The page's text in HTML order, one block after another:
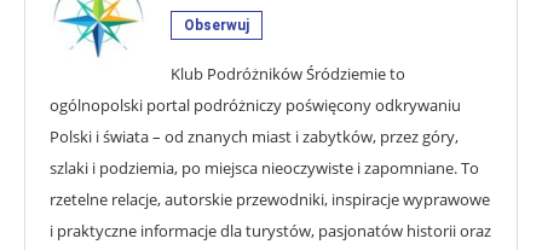
Obserwuj
Klub Podróżników Śródziemie to
ogólnopolski portal podróżniczy poświęcony odkrywaniu
Polski i świata – od znanych miast i zabytków, przez góry,
szlaki i podziemia, po miejsca nieoczywiste i zapomniane. To
rzetelne relacje, autorskie przewodniki, inspiracje wyprawowe
i praktyczne informacje dla turystów, pasjonatów historii oraz